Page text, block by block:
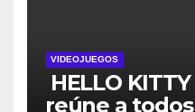
VIDEOJUEGOS
HELLO
reúne a